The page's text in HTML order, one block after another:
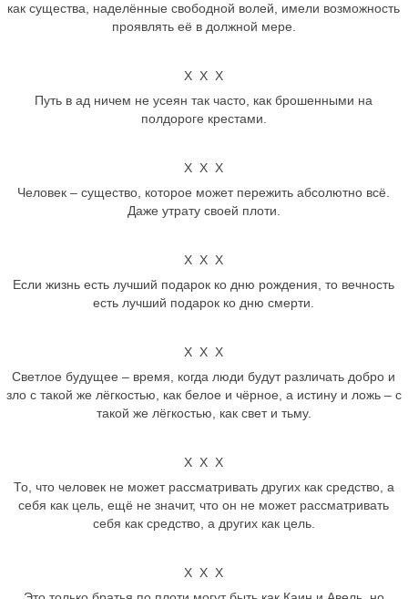
как существа, наделённые свободной волей, имели возможность
проявлять её в должной мере.
Х Х Х
Путь в ад ничем не усеян так часто, как брошенными на
полдороге крестами.
Х Х Х
Человек – существо, которое может пережить абсолютно всё.
Даже утрату своей плоти.
Х Х Х
Если жизнь есть лучший подарок ко дню рождения, то вечность
есть лучший подарок ко дню смерти.
Х Х Х
Светлое будущее – время, когда люди будут различать добро и
зло с такой же лёгкостью, как белое и чёрное, а истину и ложь – с
такой же лёгкостью, как свет и тьму.
Х Х Х
То, что человек не может рассматривать других как средство, а
себя как цель, ещё не значит, что он не может рассматривать
себя как средство, а других как цель.
Х Х Х